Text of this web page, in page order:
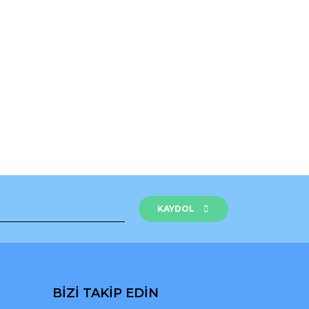
tarafımıza iletebilirsiniz.
KAYDOL
BİZİ TAKİP EDİN